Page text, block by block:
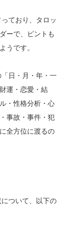
ており、タロッ
ーで、ピントも
うです。
日・月・年・一
運・恋愛・結
・性格分析・心
事故・事件・犯
全方位に渡るの
ついて、以下の